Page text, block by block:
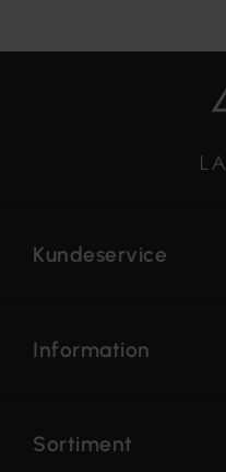
Kundeservice
Information
Sortiment